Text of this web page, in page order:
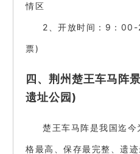
情区
2、开放时间：9：
票)
四、荆州楚王车马阵
遗址公园)
楚王车马阵是我国迄
格最高、保存最完整、遗